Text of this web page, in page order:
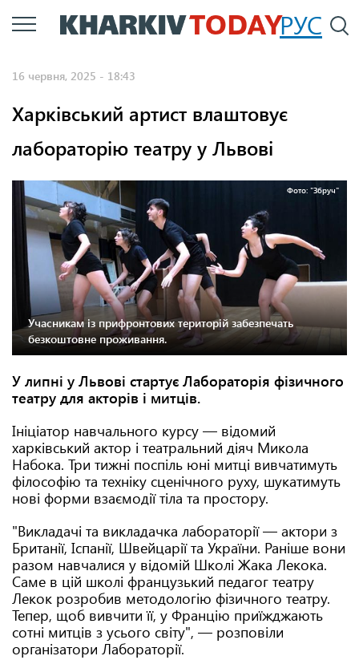
Перейти
до
РУС
16 червня, 2025 - 18:43
Харківський артист влаштовує
лабораторію театру у Львові
Фото: "Збруч"
Учасникам із прифронтових територій забезпечать
безкоштовне проживання.
У липні у Львові стартує Лабораторія фізичного
театру для акторів і митців.
Ініціатор навчального курсу — відомий
харківський актор і театральний діяч Микола
Набока. Три тижні поспіль юні митці вивчатимуть
філософію та техніку сценічного руху, шукатимуть
нові форми взаємодії тіла та простору.
"Викладачі та викладачка лабораторії — актори з
Британії, Іспанії, Швейцарії та України. Раніше вони
разом навчалися у відомій Школі Жака Лекока.
Саме в цій школі французький педагог театру
Лекок розробив методологію фізичного театру.
Тепер, щоб вивчити її, у Францію приїжджають
сотні митців з усього світу", — розповіли
організатори Лабораторії.